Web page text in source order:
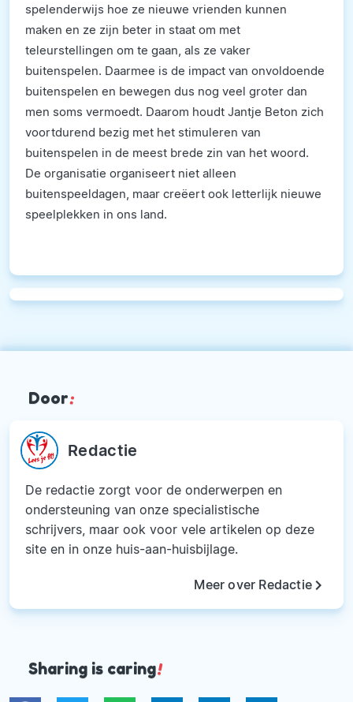
spelenderwijs hoe ze nieuwe vrienden kunnen
maken en ze zijn beter in staat om met
teleurstellingen om te gaan, als ze vaker
buitenspelen. Daarmee is de impact van onvoldoende
buitenspelen en bewegen dus nog veel groter dan
men soms vermoedt. Daarom houdt Jantje Beton zich
voortdurend bezig met het stimuleren van
buitenspelen in de meest brede zin van het woord.
De organisatie organiseert niet alleen
buitenspeeldagen, maar creëert ook letterlijk nieuwe
speelplekken in ons land.
Door:
Redactie
De redactie zorgt voor de onderwerpen en
ondersteuning van onze specialistische
schrijvers, maar ook voor vele artikelen op deze
site en in onze huis-aan-huisbijlage.
Meer over Redactiekeyboard_arrow_right
Sharing is caring!